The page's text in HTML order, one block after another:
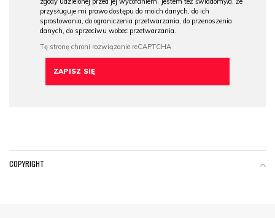
przysługuje mi prawo dostępu do moich danych, do ich
sprostowania, do ograniczenia przetwarzania, do przenoszenia
danych, do sprzeciwu wobec przetwarzania.
COPYRIGHT